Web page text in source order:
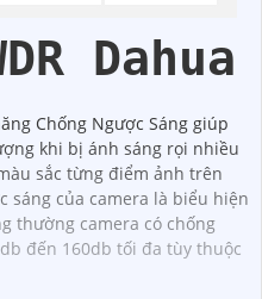
Dahua
Chống Ngược Sáng giúp
khi bị ánh sáng rọi nhiều
sắc từng điểm ảnh trên
sáng của camera là biểu hiện
thường camera có chống
đến 160db tối đa tùy thuộc